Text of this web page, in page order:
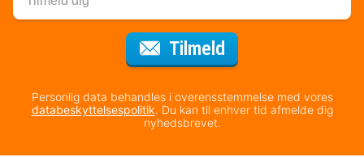
Tilmeld
Personlig data behandles i overensstemmelse med vores
databeskyttelsespolitik. Du kan til enhver tid afmelde dig
nyhedsbrevet.